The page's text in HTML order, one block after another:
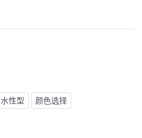
水性型 颜色选择